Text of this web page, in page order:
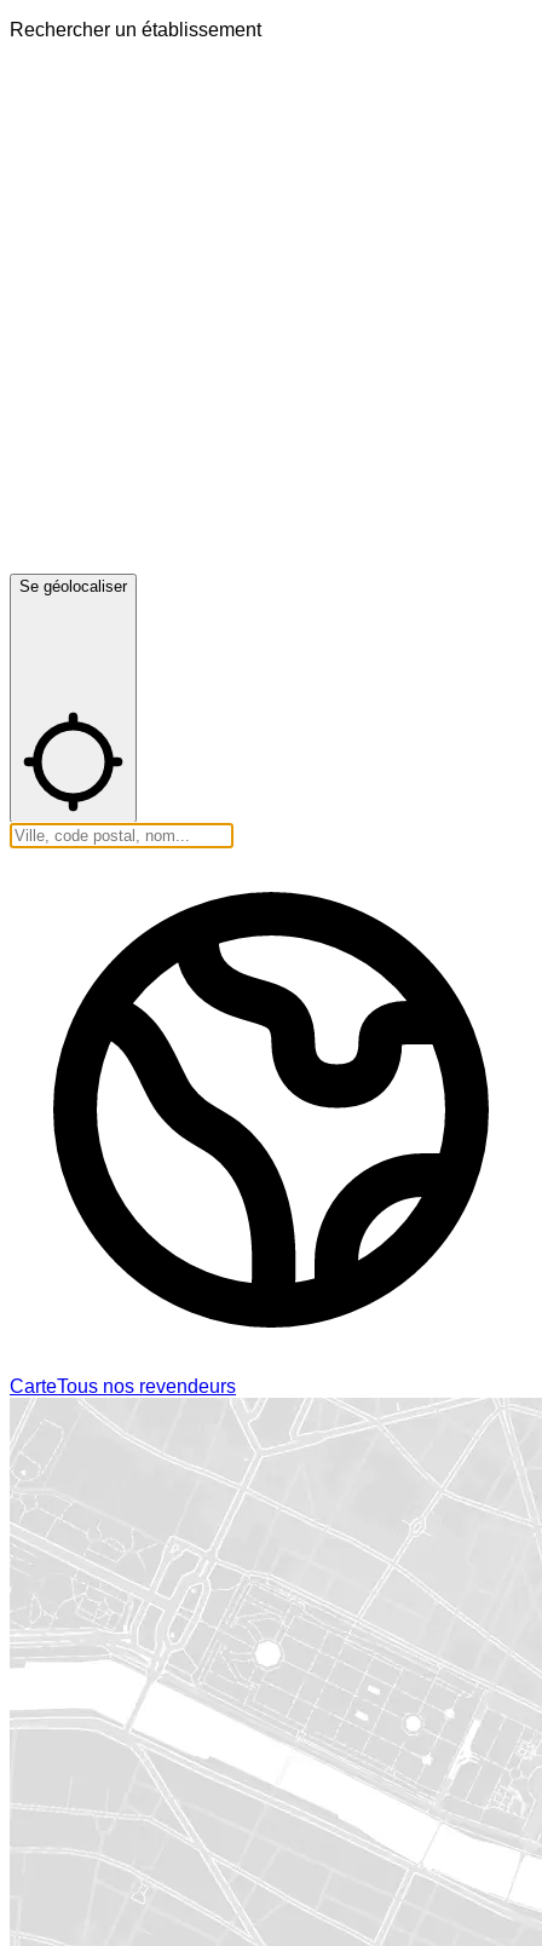
Rechercher un établissement
Se géolocaliser
CarteTous nos revendeurs